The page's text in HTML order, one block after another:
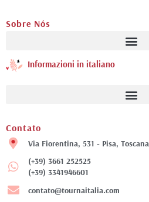
Sobre Nós
Informazioni in italiano
Contato
Via Fiorentina, 531 - Pisa, Toscana
(+39) 3661 252525
(+39) 3341946601
contato@tournaitalia.com